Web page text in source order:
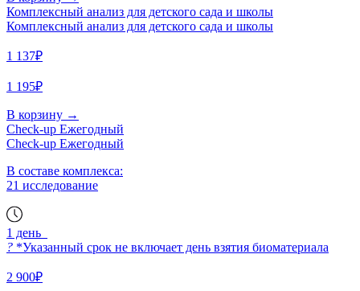
Комплексный анализ для детского сада и школы
Комплексный анализ для детского сада и школы
1 137₽
1 195₽
В корзину →
Check-up Ежегодный
Check-up Ежегодный
В составе комплекса:
21 исследование
1 день
? *Указанный срок не включает день взятия биоматериала
2 900₽